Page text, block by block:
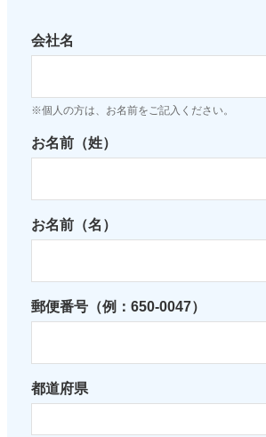
会社名
※個人の方は、お名前をご記入ください。
お名前（姓）
お名前（名）
郵便番号（例：650-0047）
都道府県